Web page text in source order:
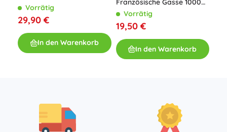
TeileVorrätig
29,90 €
In den Warenkorb
Französische Gasse 1000
TeileVorrätig
19,50 €
In den Warenkorb